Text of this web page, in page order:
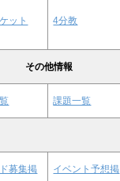
ット 4分教
その他情報
課題一覧
募集掲 イベント予想掲